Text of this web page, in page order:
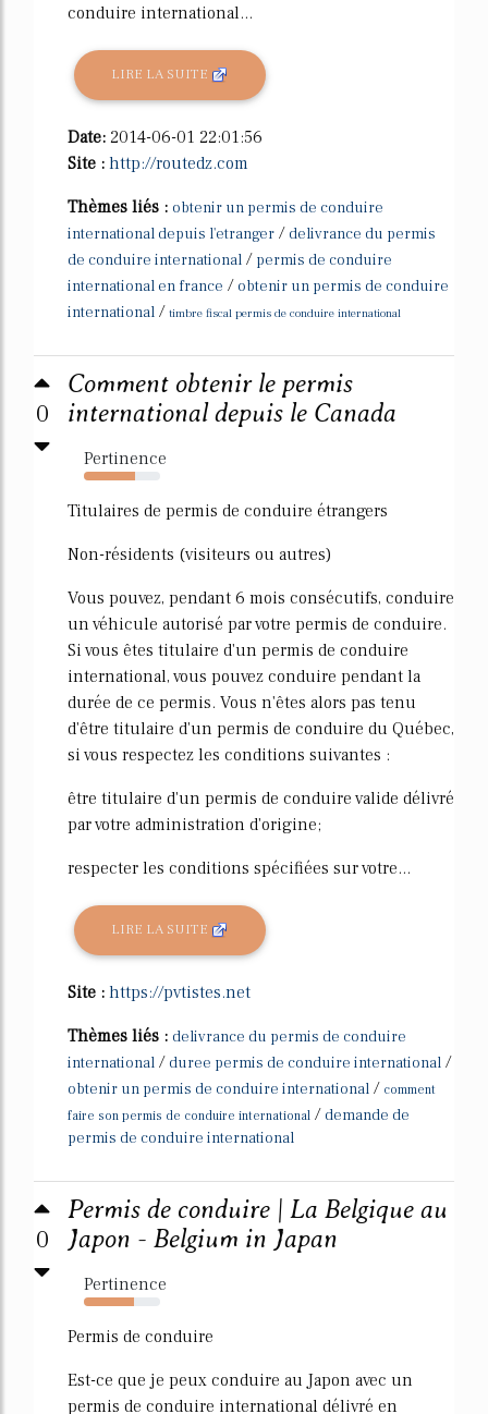
conduire international...
LIRE LA SUITE
Date: 2014-06-01 22:01:56
Site : http://routedz.com
Thèmes liés : obtenir un permis de conduire
international depuis l'etranger / delivrance du permis
de conduire international / permis de conduire
international en france / obtenir un permis de conduire
international / timbre fiscal permis de conduire international
0
Comment obtenir le permis
international depuis le Canada
Pertinence
67%
Titulaires de permis de conduire étrangers
Non-résidents (visiteurs ou autres)
Vous pouvez, pendant 6 mois consécutifs, conduire
un véhicule autorisé par votre permis de conduire.
Si vous êtes titulaire d'un permis de conduire
international, vous pouvez conduire pendant la
durée de ce permis. Vous n'êtes alors pas tenu
d'être titulaire d'un permis de conduire du Québec,
si vous respectez les conditions suivantes :
être titulaire d'un permis de conduire valide délivré
par votre administration d'origine;
respecter les conditions spécifiées sur votre...
LIRE LA SUITE
Site : https://pvtistes.net
Thèmes liés : delivrance du permis de conduire
international / duree permis de conduire international /
obtenir un permis de conduire international / comment
faire son permis de conduire international / demande de
permis de conduire international
0
Permis de conduire | La Belgique au
Japon - Belgium in Japan
Pertinence
66%
Permis de conduire
Est-ce que je peux conduire au Japon avec un
permis de conduire international délivré en